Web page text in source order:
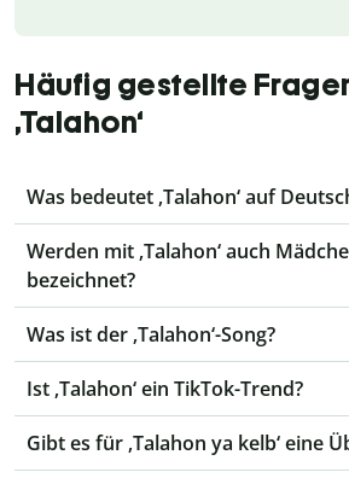
Häufig gestellte
‚Talahon‘
Was bedeutet ‚Talahon‘ auf
Werden mit ‚Talahon‘ auch
bezeichnet?
Was ist der ‚Talahon‘-Song?
Ist ‚Talahon‘ ein TikTok-Trend?
Gibt es für ‚Talahon ya kelb‘ eine